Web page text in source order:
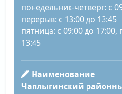
понедельник-четверг: с
перерыв: с 13:00 до 13:45
пятница: с 09:00 до 17:00,
13:45
Наименование
Чаплыгинский